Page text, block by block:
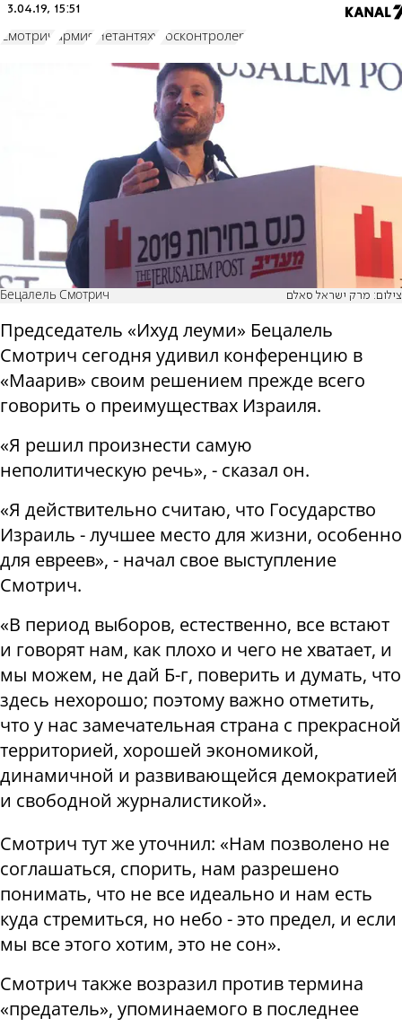
3.04.19, 15:51
Смотрич армия Нетантяху госконтролер
Бецалель Смотрич צילום: מרק ישראל סאלם
Председатель «Ихуд леуми» Бецалель
Смотрич сегодня удивил конференцию в
«Маарив» своим решением прежде всего
говорить о преимуществах Израиля.
«Я решил произнести самую
неполитическую речь», - сказал он.
«Я действительно считаю, что Государство
Израиль - лучшее место для жизни, особенно
для евреев», - начал свое выступление
Смотрич.
«В период выборов, естественно, все встают
и говорят нам, как плохо и чего не хватает, и
мы можем, не дай Б-г, поверить и думать, что
здесь нехорошо; поэтому важно отметить,
что у нас замечательная страна с прекрасной
территорией, хорошей экономикой,
динамичной и развивающейся демократией
и свободной журналистикой».
Смотрич тут же уточнил: «Нам позволено не
соглашаться, спорить, нам разрешено
понимать, что не все идеально и нам есть
куда стремиться, но небо - это предел, и если
мы все этого хотим, это не сон».
Смотрич также возразил против термина
«предатель», упоминаемого в последнее